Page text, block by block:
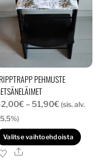
PEHMUSTE
€ – 51,90€Hintaluokka:
-
51,90€
(sis. alv.
Valitse vaihtoehdoista
Ale